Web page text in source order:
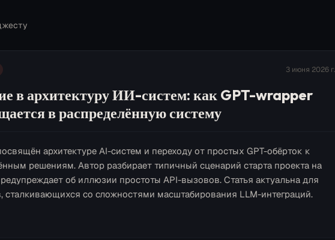
3 июня 2026 г.
в архитектуру ИИ-систем: как GPT-wrapper
в распределённую систему
архитектуре AI-систем и переходу от простых GPT-обёрток к
решениям. Автор разбирает типичный сценарий старта проекта на
об иллюзии простоты API-вызовов. Статья актуальна для
сталкивающихся со сложностями масштабирования LLM-интеграций.